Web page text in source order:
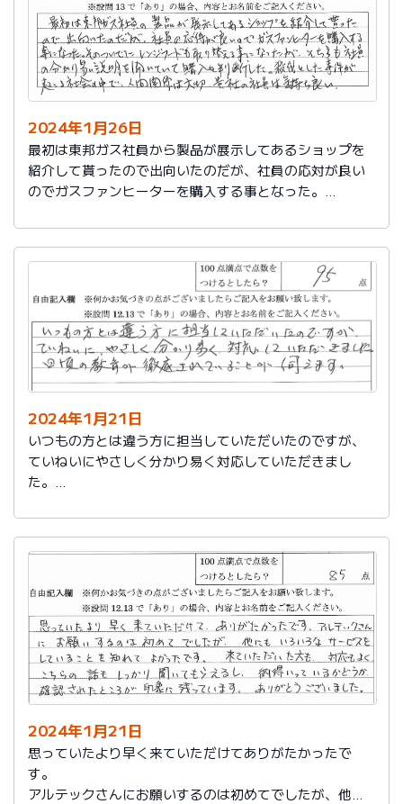
2024年1月26日
最初は東邦ガス社員から製品が展示してあるショップを
紹介して貰ったので出向いたのだが、社員の応対が良い
のでガスファンヒーターを購入する事となった。
そちらも社員の分かり易い説明を聞いていて購入を判断
した。
殺伐とした事件が起こる社会の中で、人間関係は大切。
貴社の社員は気持ち良い。
2024年1月21日
いつもの方とは違う方に担当していただいたのですが、
ていねいにやさしく分かり易く対応していただきまし
た。
2024年1月21日
思っていたより早く来ていただけてありがたかったで
す。
アルテックさんにお願いするのは初めてでしたが、他に